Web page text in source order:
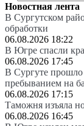
Новостная лента
В Сургутском
обработки
06.08.2026 18:22
В Югре спасли
06.08.2026 17:45
В Сургуте прошло
пребыванием на
06.08.2026 17:15
Таможня изъяла
06.08.2026 16:45